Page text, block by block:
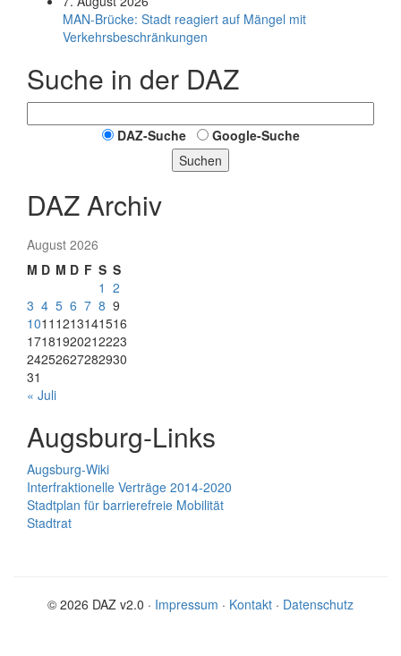
MAN-Brücke: Stadt reagiert auf Mängel mit
Verkehrsbeschränkungen
Suche in der DAZ
DAZ-Suche
Google-Suche
Suchen
DAZ Archiv
August 2026
M D M D F S S
1 2
3 4 5 6 7 8 9
1011 1213141516
17181920212223
24252627282930
31
« Juli
Augsburg-Links
Augsburg-Wiki
Interfraktionelle Verträge 2014-2020
Stadtplan für barrierefreie Mobilität
Stadtrat
© 2026 DAZ v2.0 · Impressum · Kontakt · Datenschutz